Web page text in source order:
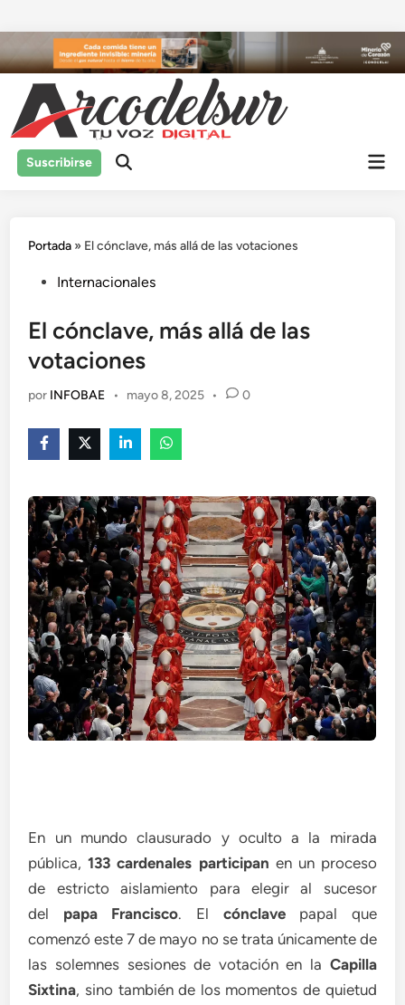
al
contenido
Suscribirse
Portada » El cónclave, más allá de las votaciones
Publicado
Internacionales
El cónclave, más allá de las
votaciones
por INFOBAE • mayo 8, 2025 • 0
En un mundo clausurado y oculto a la mirada
pública,133 cardenales participan en un proceso
de estricto aislamiento para elegir al sucesor
del papa Francisco. El cónclavepapal que
comenzó este 7 de mayo no se trata únicamente de
las solemnes sesiones de votación en la Capilla
Sixtina, sino también de los momentos de quietud